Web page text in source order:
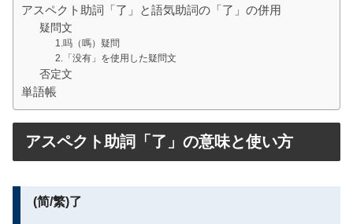
アスペクト助詞「了」と語気助詞の「了」の併用
疑問文
1.吗（嗎）疑問
2.「没有」を使用した疑問文
否定文
単語帳
アスペクト助詞「了」の意味と使い方
(简/繁)了